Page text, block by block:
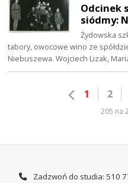
Odcinek
siódmy:
Żydowska
tabory, owocowe wino ze
Niebuszewa. Wojciech Lizak,
1 2
205 na
Zadzwoń do studia: 510